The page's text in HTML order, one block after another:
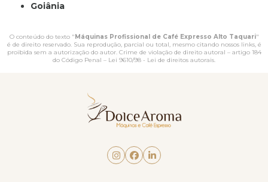
Goiânia
O conteúdo do texto " Máquinas Profissional de Café Expresso Alto Taquari"
é de direito reservado. Sua reprodução, parcial ou total, mesmo citando nossos links, é
proibida sem a autorização do autor. Crime de violação de direito autoral – artigo 184
do Código Penal – Lei 9610/98 - Lei de direitos autorais.